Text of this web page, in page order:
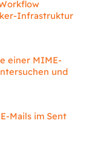
Infrastruktur
einer MIME-
und
Mails im Sent